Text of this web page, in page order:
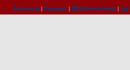
Marketing | Features | RSS News Feeds |